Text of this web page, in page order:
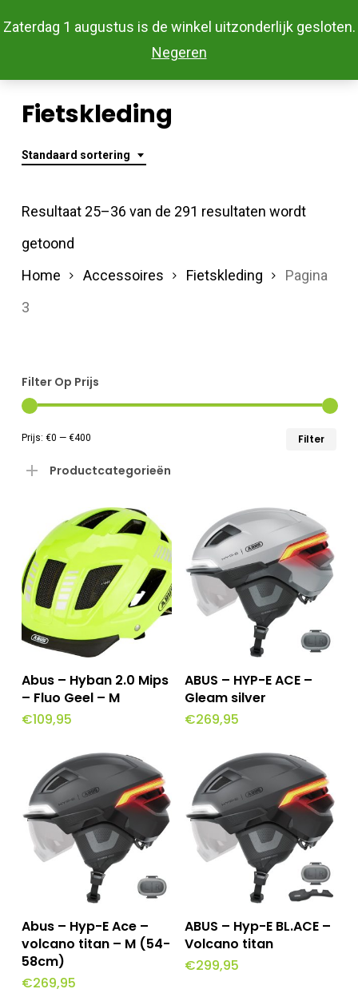
Zaterdag 1 augustus is de winkel uitzonderlijk gesloten.
Negeren
to
Menu
Fietskleding
Standaard sortering
Resultaat 25–36 van de 291 resultaten wordt
getoond
Home
Accessoires Fietskleding
Pagina
3
Filter Op Prijs
Filter
Prijs: €0 — €400
Productcategorieën
Toevoegen Aan
Winkelwagen
Abus – Hyban 2.0 Mips
– Fluo Geel – M
€109,95
Opties Selecteren
product
heeft
variaties.
Deze
optie
kan
op
de
productpagina
ABUS – HYP-E ACE –
Gleam silver
€269,95
Toevoegen Aan
Winkelwagen
Abus – Hyp-E Ace –
volcano titan – M (54-
58cm)
€269,95
Toevoegen Aan
Winkelwagen
ABUS – Hyp-E BL.ACE –
Volcano titan
€299,95
Menu